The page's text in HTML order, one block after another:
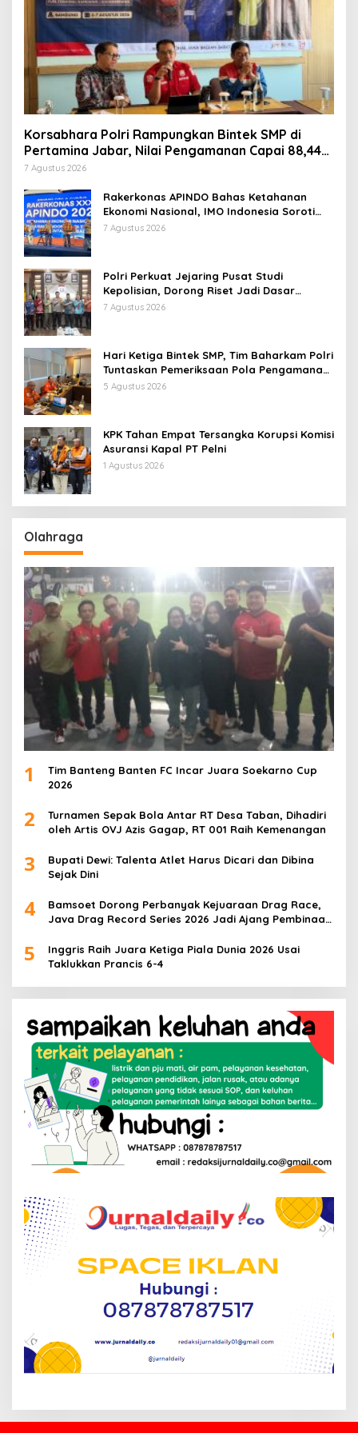
Korsabhara Polri Rampungkan Bintek SMP di
Pertamina Jabar, Nilai Pengamanan Capai 88,44
Persen
7 Agustus 2026
Rakerkonas APINDO Bahas Ketahanan
Ekonomi Nasional, IMO Indonesia Soroti
Pentingnya Kolaborasi Lintas Sektor
7 Agustus 2026
Polri Perkuat Jejaring Pusat Studi
Kepolisian, Dorong Riset Jadi Dasar
Kebijakan dan Inovasi
7 Agustus 2026
Hari Ketiga Bintek SMP, Tim Baharkam Polri
Tuntaskan Pemeriksaan Pola Pengamanan
Pertamina Patra Niaga Jabar
5 Agustus 2026
KPK Tahan Empat Tersangka Korupsi Komisi
Asuransi Kapal PT Pelni
1 Agustus 2026
Olahraga
1
Tim Banteng Banten FC Incar Juara Soekarno Cup
2026
2
Turnamen Sepak Bola Antar RT Desa Taban, Dihadiri
oleh Artis OVJ Azis Gagap, RT 001 Raih Kemenangan
3
Bupati Dewi: Talenta Atlet Harus Dicari dan Dibina
Sejak Dini
4
Bamsoet Dorong Perbanyak Kejuaraan Drag Race,
Java Drag Record Series 2026 Jadi Ajang Pembinaan
5
Inggris Raih Juara Ketiga Piala Dunia 2026 Usai
Taklukkan Prancis 6-4